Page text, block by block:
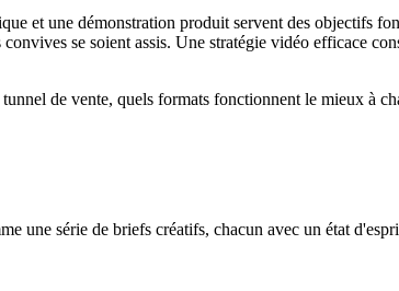
et une démonstration produit servent des objectifs
se soient assis. Une stratégie vidéo efficace
de vente, quels formats fonctionnent le mieux à
une série de briefs créatifs, chacun avec un état